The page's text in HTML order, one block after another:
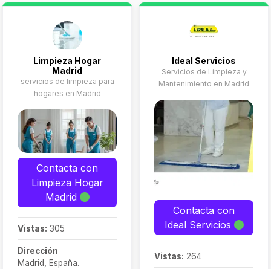
Limpieza Hogar
Madrid
servicios de limpieza para
hogares en Madrid
Contacta con
Limpieza Hogar
Madrid
Vistas: 305
Dirección
Madrid, España.
Ideal Servicios
Servicios de Limpieza y
Mantenimiento en Madrid
Contacta con
Ideal Servicios
Vistas: 264